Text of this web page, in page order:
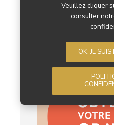
Veuillez cliquer
consulter
OK, JE